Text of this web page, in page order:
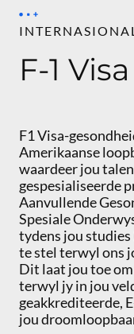
F-1
F1 Visa-
Amerikaanse
waardeer jou
gespesialiseerde
Aanvullende
Spesiale
tydens jou studies
te stel terwyl ons
Dit laat jou toe
terwyl jy in jou
geakkrediteerde,
jou